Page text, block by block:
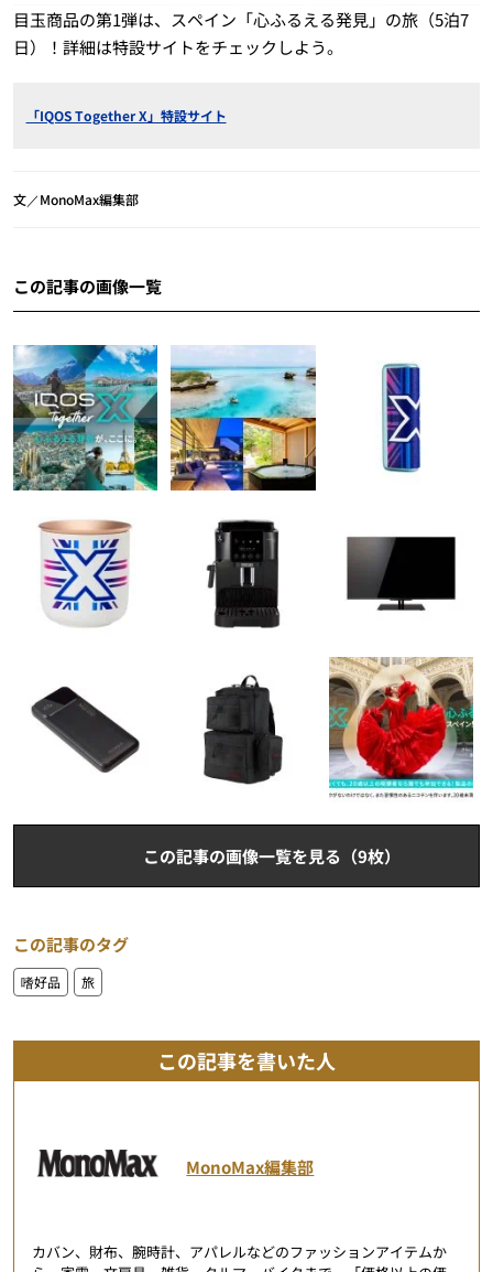
目玉商品の第1弾は、スペイン「心ふるえる発見」の旅（5泊7
日）！詳細は特設サイトをチェックしよう。
「IQOS Together X」特設サイト
文／MonoMax編集部
この記事の画像一覧
この記事の画像一覧を見る（9枚）
この記事のタグ
嗜好品 旅
この記事を書いた人
MonoMax編集部
カバン、財布、腕時計、アパレルなどのファッションアイテムか